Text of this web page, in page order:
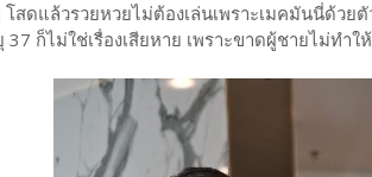
สดแล้วรวยหวยไม่ต้องเล่นเพราะเมคมันนี่ด้วย
ก็ไม่ใช่เรื่องเสียหาย เพราะขาดผู้ชายไม่ทำใ